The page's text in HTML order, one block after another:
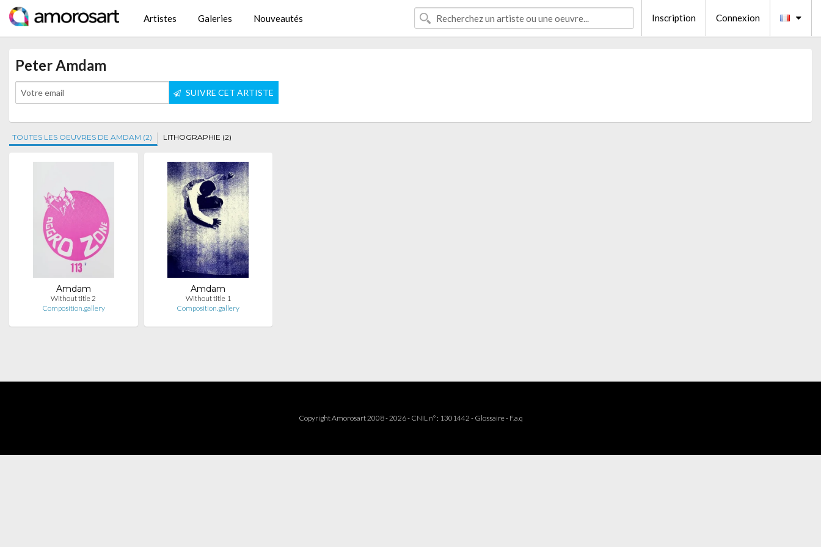
Artistes Galeries Nouveautés Inscription Connexion
Peter Amdam
SUIVRE CET ARTISTE
TOUTES LES OEUVRES DE AMDAM (2) LITHOGRAPHIE (2)
Amdam
Without title 2
Composition.gallery
Amdam
Without title 1
Composition.gallery
Copyright Amorosart 2008 - 2026 - CNIL n° : 1301442 - Glossaire- F.a.q